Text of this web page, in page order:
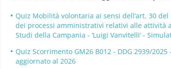
Quiz Mobilità volontaria ai sensi dell’art. 30
dei processi amministrativi relativi alle attività
Studi della Campania - ‘Luigi Vanvitelli’ -
Quiz Scorrimento GM26 B012 - DDG 2939/
aggiornato al 2026